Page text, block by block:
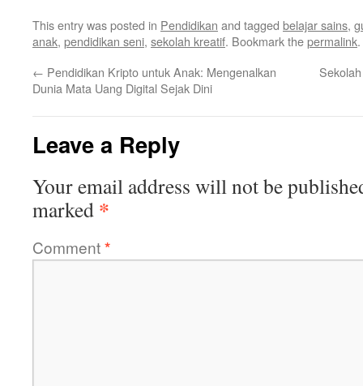
This entry was posted in Pendidikan and tagged belajar sains,
anak, pendidikan seni, sekolah kreatif. Bookmark thepermalink.
← Pendidikan Kripto untuk Anak: Mengenalkan
Dunia Mata Uang Digital Sejak Dini
Leave a Reply
Your email address will not be
marked *
Comment*